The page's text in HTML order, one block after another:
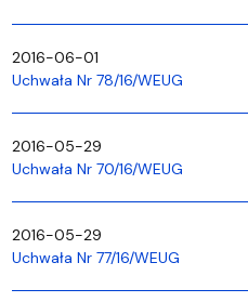
2016-06-01
Uchwała Nr 78/16/WEUG
2016-05-29
Uchwała Nr 70/16/WEUG
2016-05-29
Uchwała Nr 77/16/WEUG